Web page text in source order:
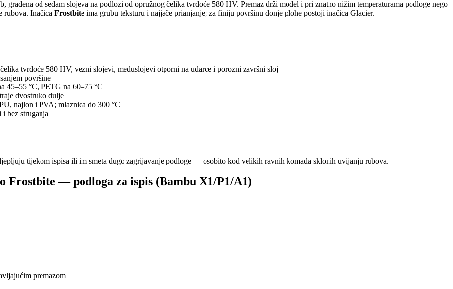
građena od sedam slojeva na podlozi od opružnog čelika tvrdoće 580 HV. Premaz drži model i pri znatno nižim temperaturama podloge nego
rubova. Inačica Frostbite ima grubu teksturu i najjače prianjanje; za finiju površinu donje plohe postoji inačica Glacier.
tvrdoće 580 HV, vezni slojevi, međuslojevi otporni na udarce i porozni završni sloj
površine
45–55 °C, PETG na 60–75 °C
dvostruko dulje
najlon i PVA; mlaznica do 300 °C
i bez struganja
tijekom ispisa ili im smeta dugo zagrijavanje podloge — osobito kod velikih ravnih komada sklonih uvijanju rubova.
Frostbite — podloga za ispis (Bambu X1/P1/A1)
premazom